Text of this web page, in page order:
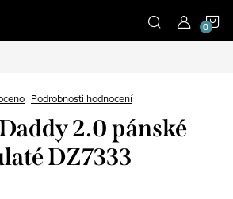
Podrobnosti hodnocení
2.0 pánské
DZ7333